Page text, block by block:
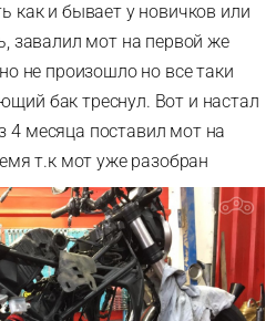
как и бывает у новичков или
завалил мот на первой же
не произошло но все таки
бак треснул. Вот и настал
4 месяца поставил мот на
т.к мот уже разобран